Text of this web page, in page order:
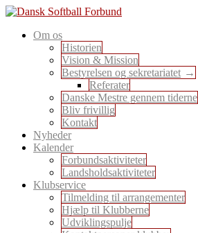
Skip
content
Dansk Softball Forbund
En sport for alle
Om os
Historien
Vision & Mission
Bestyrelsen og sekretariatet
Referater
Danske Mestre gennem tiderne
Bliv frivillig
Kontakt
Nyheder
Kalender
Forbundsaktiviteter
Landsholdsaktiviteter
Klubservice
Tilmelding til arrangementer
Hjælp til Klubberne
Udviklingspulje